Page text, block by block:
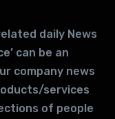
daily News
can be an
company news
services
of people